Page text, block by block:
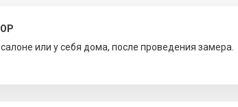
или у себя дома, после проведения замера.